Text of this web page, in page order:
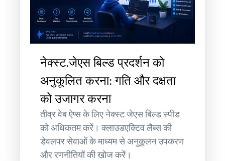
नेक्स्ट.जेएस बिल्ड प्रदर्शन को
अनुकूलित करना: गति और दक्षता
को उजागर करना
तीव्र वेब ऐप्स के लिए नेक्स्ट.जेएस बिल्ड स्पीड
को अधिकतम करें। क्लाउडएक्टिव लैब्स की
डेवलपर सेवाओं के माध्यम से अनुकूलन उपकरण
और रणनीतियों की खोज करें।